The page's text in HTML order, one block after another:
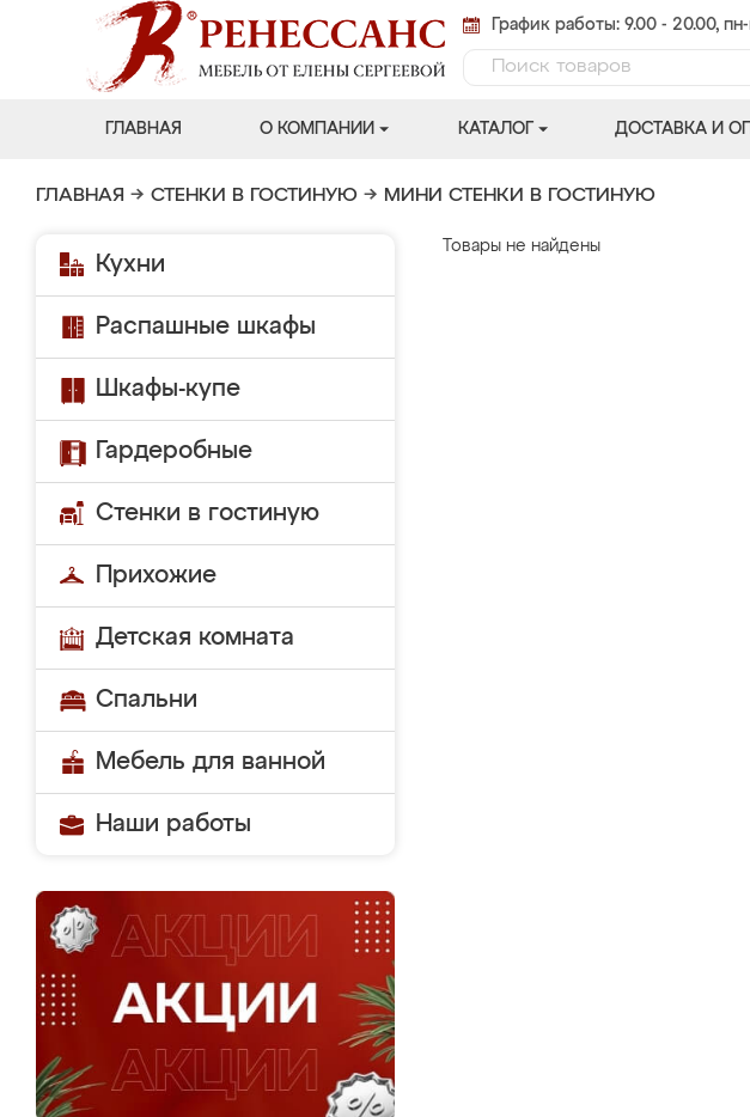
График работы: 9.00 - 20.00,
ГЛАВНАЯ О КОМПАНИИ КАТАЛОГ ДОСТАВКА И
ГЛАВНАЯ → СТЕНКИ В ГОСТИНУЮ → МИНИ СТЕНКИ В ГОСТИНУЮ
Кухни
Распашные шкафы
Шкафы-купе
Гардеробные
Стенки в гостиную
Прихожие
Детская комната
Спальни
Мебель для ванной
Наши работы
Товары не найдены